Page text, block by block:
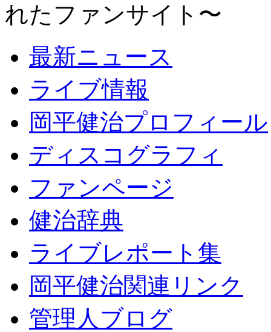
れたファンサイト〜
最新ニュース
ライブ情報
岡平健治プロフィール
ディスコグラフィ
ファンページ
健治辞典
ライブレポート集
岡平健治関連リンク
管理人ブログ